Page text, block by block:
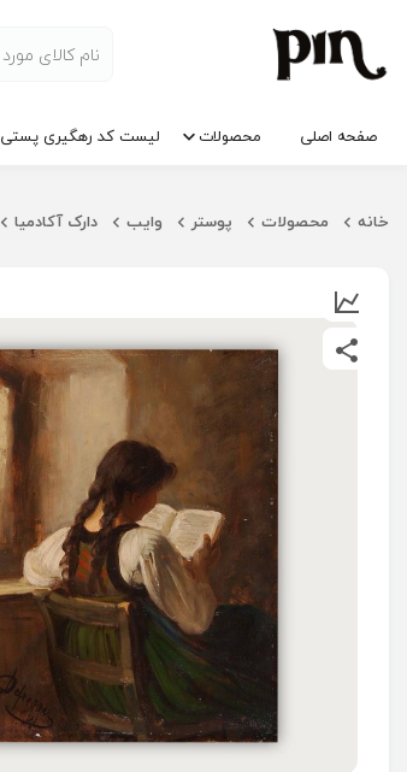
صفحه اصلی محصولات لیست کد رهگیری پستی
خانه محصولات پوستر وایب دارک آکادمیا